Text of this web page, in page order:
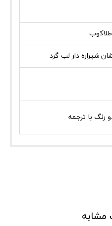
شیرازه دار لب گرد
با ترجمه